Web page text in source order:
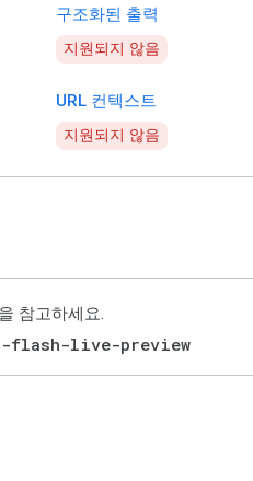
구조화된 출력
지원되지 않음
URL 컨텍스트
지원되지 않음
을 참고하세요.
flash-live-preview